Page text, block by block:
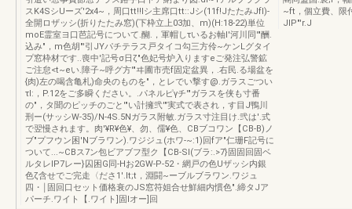
スK4SシUーズ'2x4~，周口tt!!lシ主席口tt::Jシ(11f!JたたみJfI)-
全開ロザッシ(折りたたみ窓)(下枠立上03加、m)(H:18-22)単位
moE霊室ヨ口芭記号について.醐.，軍帽しτいるお軸l'河川同'"酬.
込み"，m色胡"'引JYパチテラス戸タイコ勾三方伶~ケンLグタイ
プ窓枠材です..喪中'記号σ日ζ"色妃号炉入りますeご発注弘警鉱
ご注怠<t~eい.障子~呼グ方'"ヰ圃市売f固定盆異，.右民.る場盆を
{肉)左の喝含亀札)命央のものを"，とレでい撃す@.ガラスごつい
τI:，P.12をご多瞬ください。.パネルピγチ'"ガラスを侠も寸番
の"，タ聞のピッチのごと'"い計擁弐'"実式で表され，す目J鴨川
刑ー(サッシW-35)/N-4S.5Nガラス附敏.ガラス寸注目け.弐は'.式
で翌慢されます。肉'¥R¥色¥、勿、儒¥色、CBブコワン【CB-B)ノ
ブ"プフウン困'Nブラワン).ワジジュ(ホワ-~:1)回fア"仁珊F記号に
ついて...~CBス7ン包ビアブフ型ク【CB-Sl(ブラ:.>7}固固回固ベ
ルタレIP7レー}囚困G同-Hお2GW-P-52・網戸の色Uザッシ内銀
色ζ含せでご完走〈ださ1'.It;t，淵闘~ーブルブラワン.ワジュ
四・￨固回口セット価格衰のJS窓符姐合せ鮮細内慣色".締タJア
パーチ.ワイト【.ワイト]固Iオー]回
~ft，個立費、限
JlP"'r.J